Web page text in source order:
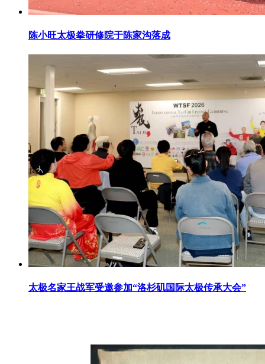
陈小旺太极拳研修院于陈家沟落成
太极名家王战军受邀参加“洛杉矶国际太极传承大会”